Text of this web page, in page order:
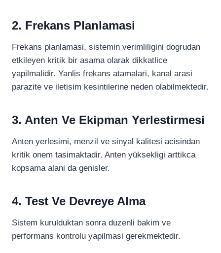
2. Frekans Planlamasi
Frekans planlamasi, sistemin verimliligini dogrudan
etkileyen kritik bir asama olarak dikkatlice
yapilmalidir. Yanlis frekans atamalari, kanal arasi
parazite ve iletisim kesintilerine neden olabilmektedir.
3. Anten Ve Ekipman Yerlestirmesi
Anten yerlesimi, menzil ve sinyal kalitesi acisindan
kritik onem tasimaktadir. Anten yüksekligi arttikca
kopsama alani da genisler.
4. Test Ve Devreye Alma
Sistem kurulduktan sonra duzenli bakim ve
performans kontrolu yapilmasi gerekmektedir.